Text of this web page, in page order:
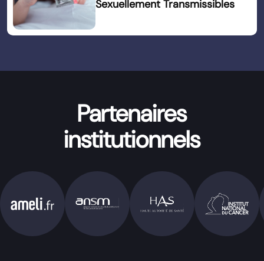
Sexuellement Transmissibles
Partenaires
institutionnels